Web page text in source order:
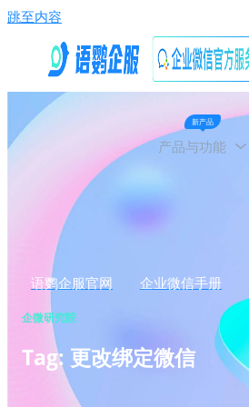
跳至内容
新产品
产品与功能
语鹦企服官网 企业微信手册
企微研究院
Tag: 更改绑定微信